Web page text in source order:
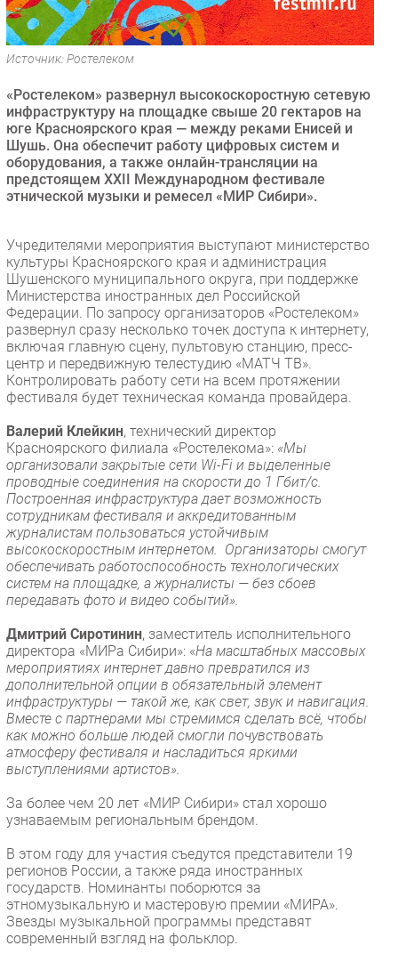
Безопасность
Инновации
Гаджеты
Здоровье
РАЗДЕЛЫ
Интервью
Мероприятия
Проекты
IT класс
Тестовый стенд
Каталог компаний
Источник: Ростелеком
«Ростелеком» развернул высокоскоростную сетевую
инфраструктуру на площадке свыше 20 гектаров на
юге Красноярского края — между реками Енисей и
Шушь. Она обеспечит работу цифровых систем и
оборудования, а также онлайн-трансляции на
предстоящем XXII Международном фестивале
этнической музыки и ремесел «МИР Сибири».
Учредителями мероприятия выступают министерство
культуры Красноярского края и администрация
Шушенского муниципального округа, при поддержке
Министерства иностранных дел Российской
Федерации. По запросу организаторов «Ростелеком»
развернул сразу несколько точек доступа к интернету,
включая главную сцену, пультовую станцию, пресс-
центр и передвижную телестудию «МАТЧ ТВ».
Контролировать работу сети на всем протяжении
фестиваля будет техническая команда провайдера.
Валерий Клейкин, технический директор
Красноярского филиала «Ростелекома»: «Мы
организовали закрытые сети Wi-Fi и выделенные
проводные соединения на скорости до 1 Гбит/с.
Построенная инфраструктура дает возможность
сотрудникам фестиваля и аккредитованным
журналистам пользоваться устойчивым
высокоскоростным интернетом. Организаторы смогут
обеспечивать работоспособность технологических
систем на площадке, а журналисты — без сбоев
передавать фото и видео событий».
Дмитрий Сиротинин, заместитель исполнительного
директора «МИРа Сибири»: «На масштабных массовых
мероприятиях интернет давно превратился из
дополнительной опции в обязательный элемент
инфраструктуры — такой же, как свет, звук и навигация.
Вместе с партнерами мы стремимся сделать всё, чтобы
как можно больше людей смогли почувствовать
атмосферу фестиваля и насладиться яркими
выступлениями артистов».
За более чем 20 лет «МИР Сибири» стал хорошо
узнаваемым региональным брендом.
В этом году для участия съедутся представители 19
регионов России, а также ряда иностранных
государств. Номинанты поборются за
этномузыкальную и мастеровую премии «МИРА».
Звезды музыкальной программы представят
современный взгляд на фольклор.